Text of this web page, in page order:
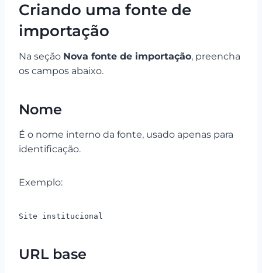
Criando uma fonte de
importação
Na seção Nova fonte de importação, preencha
os campos abaixo.
Nome
É o nome interno da fonte, usado apenas para
identificação.
Exemplo:
Site institucional
URL base